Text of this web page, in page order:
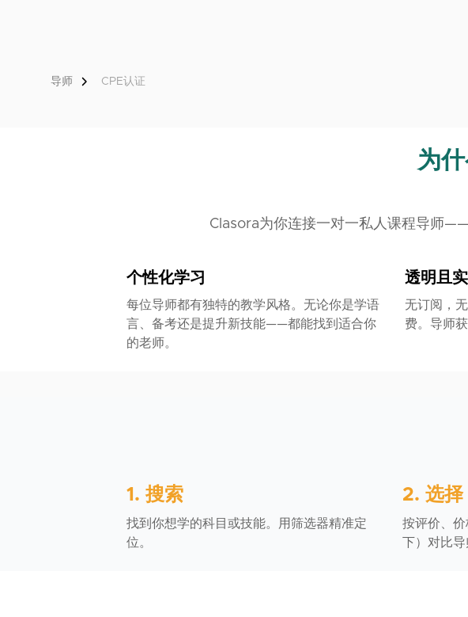
导师 CPE认证
为
Clasora为你连接一对一私人课程导师
个性化学习
每位导师都有独特的教学风格。无论你是学语
言、备考还是提升新技能——都能找到适合你
的老师。
透明且
无订阅，
费。导师
1. 搜索
找到你想学的科目或技能。用筛选器精准定
位。
2. 选择
按评价、
下）对比导